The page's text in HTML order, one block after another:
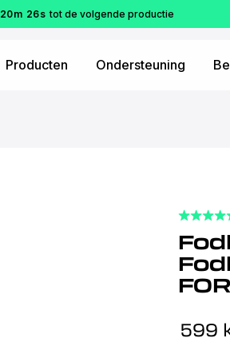
20m 25s tot de volgende productie
Producten Ondersteuning
599